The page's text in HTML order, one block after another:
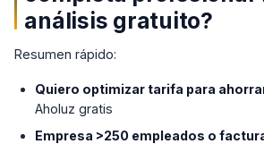
análisis gratuito?
Resumen rápido:
Quiero optimizar tarifa para
Aholuz gratis
Empresa >250 empleados o